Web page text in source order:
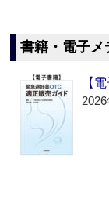
書籍・電子メ
【